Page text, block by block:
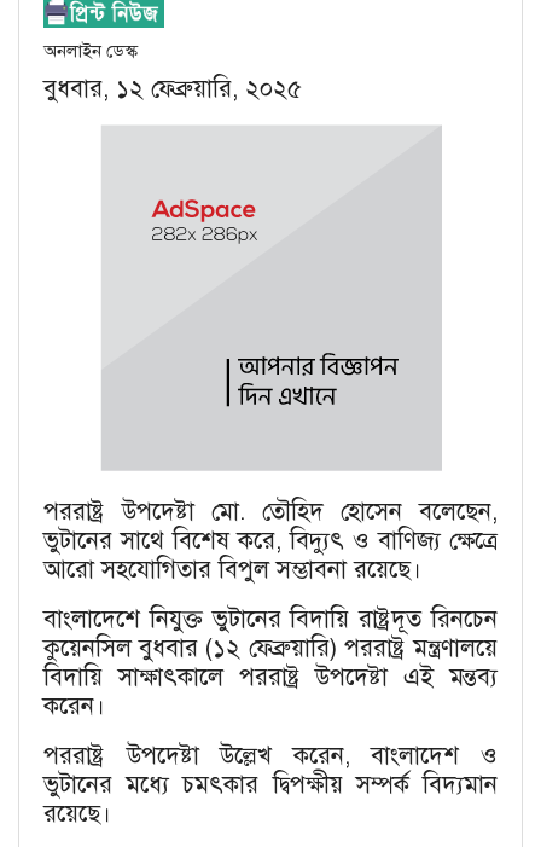
অনলাইন ডেস্ক
বুধবার, ১২ ফেব্রুয়ারি, ২০২৫
পররাষ্ট্র উপদেষ্টা মো. তৌহিদ হোসেন বলেছেন,
ভুটানের সাথে বিশেষ করে, বিদ্যুৎ ও বাণিজ্য ক্ষেত্রে
আরো সহযোগিতার বিপুল সম্ভাবনা রয়েছে।
বাংলাদেশে নিযুক্ত ভুটানের বিদায়ি রাষ্ট্রদূত রিনচেন
কুয়েনসিল বুধবার (১২ ফেব্রুয়ারি) পররাষ্ট্র মন্ত্রণালয়ে
বিদায়ি সাক্ষাৎকালে পররাষ্ট্র উপদেষ্টা এই মন্তব্য
করেন।
পররাষ্ট্র উপদেষ্টা উল্লেখ করেন, বাংলাদেশ ও
ভুটানের মধ্যে চমৎকার দ্বিপক্ষীয় সম্পর্ক বিদ্যমান
রয়েছে।